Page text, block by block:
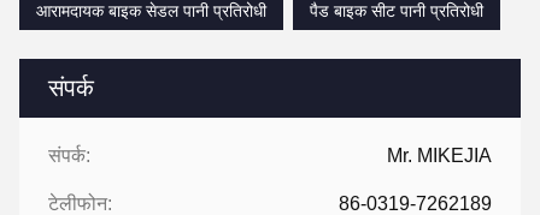
संपर्क
संपर्क: Mr. MIKEJIA
टेलीफोन: 86-0319-7262189
आरामदायक बाइक सेडल पानी प्रतिरोधी
पैड बाइक सीट पानी प्रतिरोधी